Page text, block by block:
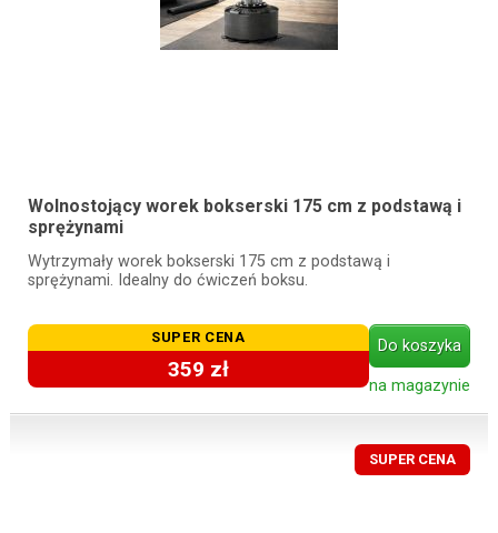
Wolnostojący worek bokserski 175 cm z podstawą i
sprężynami
Wytrzymały worek bokserski 175 cm z podstawą i
sprężynami. Idealny do ćwiczeń boksu.
SUPER CENA
359 zł
Do koszyka
na magazynie
SUPER CENA